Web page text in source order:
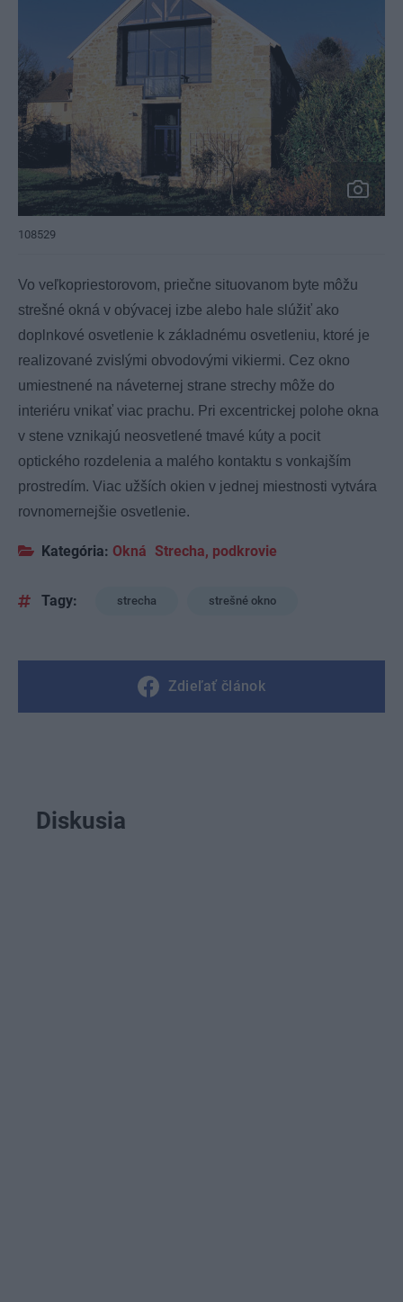
108529
Vo veľkopriestorovom, priečne situovanom byte môžu
strešné okná v obývacej izbe alebo hale slúžiť ako
doplnkové osvetlenie k základnému osvetleniu, ktoré je
realizované zvislými obvodovými vikiermi. Cez okno
umiestnené na náveternej strane strechy môže do
interiéru vnikať viac prachu. Pri excentrickej polohe okna
v stene vznikajú neosvetlené tmavé kúty a pocit
optického rozdelenia a malého kontaktu s vonkajším
prostredím. Viac užších okien v jednej miestnosti vytvára
rovnomernejšie osvetlenie.
Kategória: Okná Strecha, podkrovie
Tagy: strecha strešné okno
Zdieľať článok
Diskusia